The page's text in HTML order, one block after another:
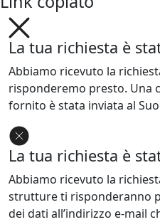
La tua richiesta è
Abbiamo ricevuto la
risponderemo presto. Una
fornito è stata inviata al
La tua richiesta è
Abbiamo ricevuto la
strutture ti risponderanno
dei dati all’indirizzo e-mail